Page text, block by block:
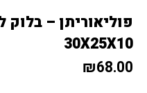
פוליאוריתן – בלוק
30X25X10
₪68.00